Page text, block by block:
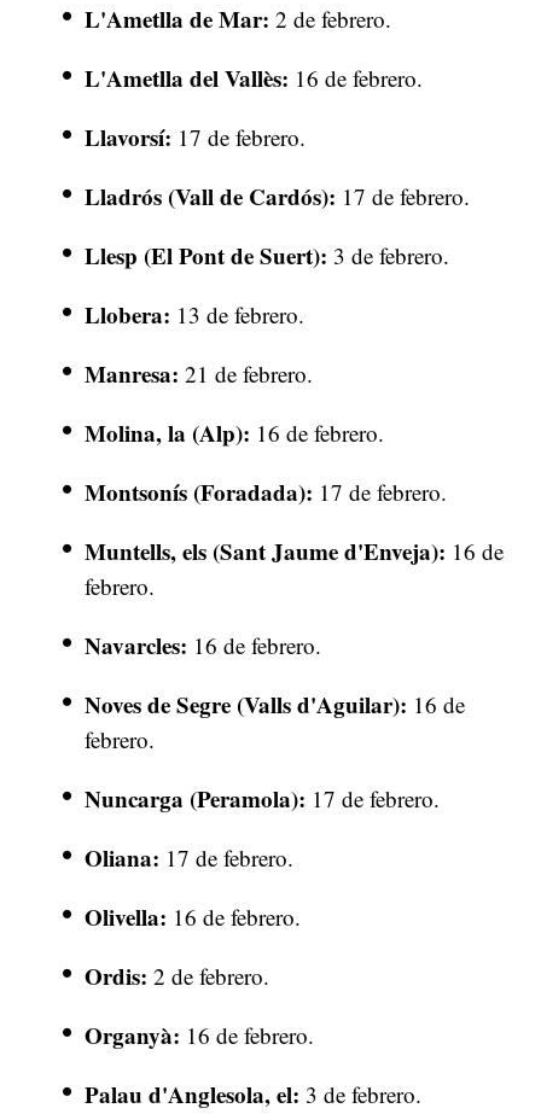
L'Ametlla de Mar: 2 de febrero.
L'Ametlla del Vallès: 16 de febrero.
Llavorsí: 17 de febrero.
Lladrós (Vall de Cardós): 17 de febrero.
Llesp (El Pont de Suert): 3 de febrero.
Llobera: 13 de febrero.
Manresa: 21 de febrero.
Molina, la (Alp): 16 de febrero.
Montsonís (Foradada): 17 de febrero.
Muntells, els (Sant Jaume d'Enveja): 16 de
febrero.
Navarcles: 16 de febrero.
Noves de Segre (Valls d'Aguilar): 16 de
febrero.
Nuncarga (Peramola): 17 de febrero.
Oliana: 17 de febrero.
Olivella: 16 de febrero.
Ordis: 2 de febrero.
Organyà: 16 de febrero.
Palau d'Anglesola, el: 3 de febrero.